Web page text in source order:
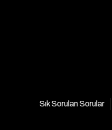
Sık Sorulan Sorular